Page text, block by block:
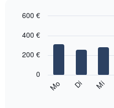
chart
bars.
graphic.
Mo Di Mi
0
200 €
400 €
600 €